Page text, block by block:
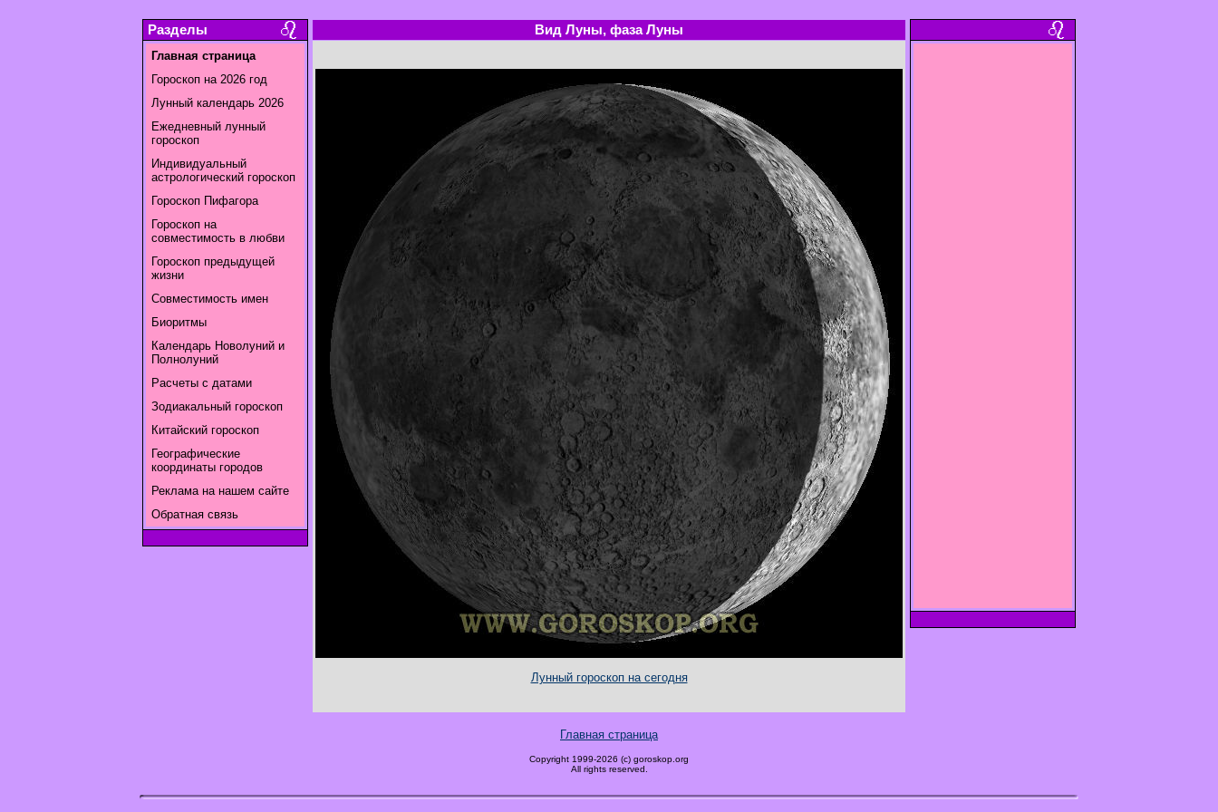
Разделы
Главная страница
Гороскоп на 2026 год
Лунный календарь 2026
Ежедневный лунный
гороскоп
Индивидуальный
астрологический гороскоп
Гороскоп Пифагора
Гороскоп на
совместимость в любви
Гороскоп предыдущей
жизни
Совместимость имен
Биоритмы
Календарь Новолуний и
Полнолуний
Расчеты с датами
Зодиакальный гороскоп
Китайский гороскоп
Географические
координаты городов
Реклама на нашем сайте
Обратная связь
Вид Луны, фаза Луны
Лунный гороскоп на сегодня
Главная страница
Copyright 1999-2026 (c) goroskop.org
All rights reserved.